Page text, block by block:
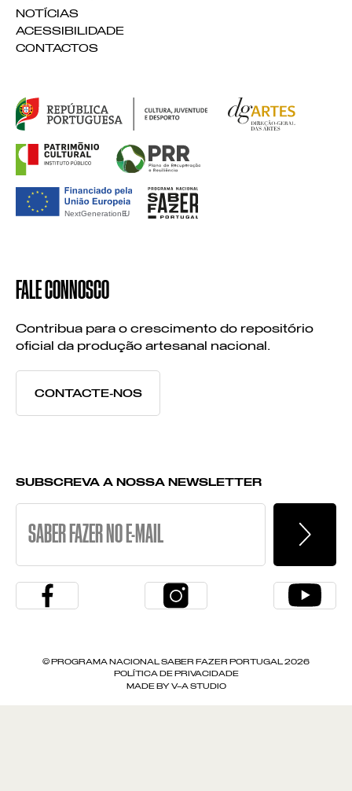
NOTÍCIAS
ACESSIBILIDADE
CONTACTOS
FALE CONNOSCO
Contribua para o crescimento do repositório
oficial da produção artesanal nacional.
CONTACTE-NOS
SUBSCREVA A NOSSA NEWSLETTER
© PROGRAMA NACIONAL SABER FAZER PORTUGAL 2026
POLÍTICA DE PRIVACIDADE
MADE BY V–A STUDIO